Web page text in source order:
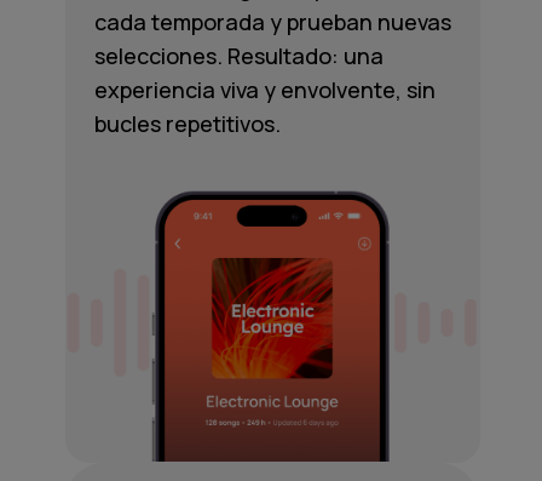
cada temporada y prueban nuevas
selecciones. Resultado: una
experiencia viva y envolvente, sin
bucles repetitivos.